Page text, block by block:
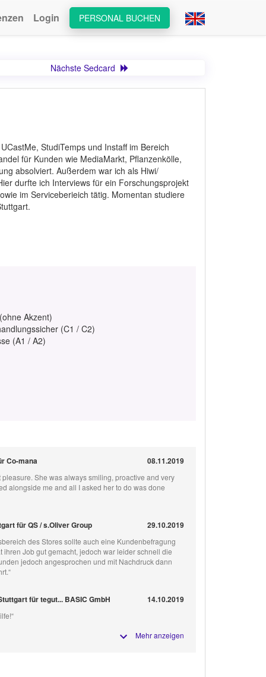
PERSONAL BUCHEN
Login
Nächste Sedcard
StudiTemps und Instaff im Bereich
für Kunden wie MediaMarkt, Pflanzenkölle,
absolviert. Außerdem war ich als Hiwi/
durfte ich Interviews für ein Forschungsprojekt
im Serviceberieich tätig. Momentan studiere
Akzent)
(C1 / C2)
(A1 / A2)
Co-mana 08.11.2019
pleasure. She was always smiling, proactive and very
alongside me and all I asked her to do was done
für QS / s.Oliver Group 29.10.2019
des Stores sollte auch eine Kundenbefragung
ihren Job gut gemacht, jedoch war leider schnell die
jedoch angesprochen und mit Nachdruck dann
für tegut... BASIC GmbH 14.10.2019
Mehr anzeigen